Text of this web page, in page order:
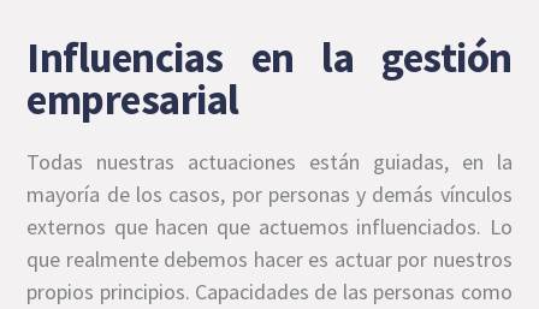
Influencias en la gestión
empresarial
Todas nuestras actuaciones están guiadas, en la
mayoría de los casos, por personas y demás vínculos
externos que hacen que actuemos influenciados. Lo
que realmente debemos hacer es actuar por nuestros
propios principios. Capacidades de las personas como